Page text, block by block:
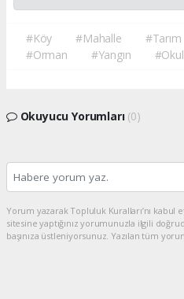
#Köy #Mahalle #Tarım
#Orman
#Yangın #Okul
Okuyucu Yorumları (0)
Yorum yazarak Topluluk Kuralları’nı
sitesine yaptığınız yorumunuzla ilgili
başınıza üstleniyorsunuz. Yazılan tüm